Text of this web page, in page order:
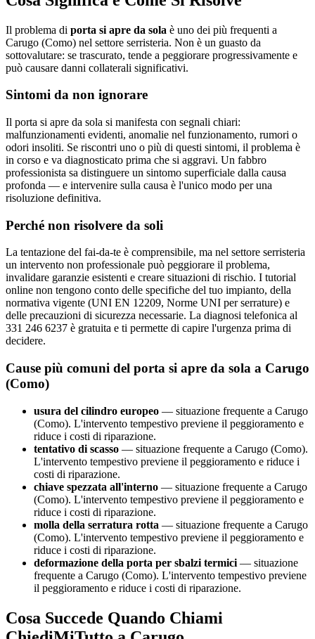
Il problema di porta si apre da sola è uno dei più frequenti a
Carugo (Como) nel settore serristeria. Non è un guasto da
sottovalutare: se trascurato, tende a peggiorare progressivamente e
può causare danni collaterali significativi.
Sintomi da non ignorare
Il porta si apre da sola si manifesta con segnali chiari:
malfunzionamenti evidenti, anomalie nel funzionamento, rumori o
odori insoliti. Se riscontri uno o più di questi sintomi, il problema è
in corso e va diagnosticato prima che si aggravi. Un fabbro
professionista sa distinguere un sintomo superficiale dalla causa
profonda — e intervenire sulla causa è l'unico modo per una
risoluzione definitiva.
Perché non risolvere da soli
La tentazione del fai-da-te è comprensibile, ma nel settore serristeria
un intervento non professionale può peggiorare il problema,
invalidare garanzie esistenti e creare situazioni di rischio. I tutorial
online non tengono conto delle specifiche del tuo impianto, della
normativa vigente (UNI EN 12209, Norme UNI per serrature) e
delle precauzioni di sicurezza necessarie. La diagnosi telefonica al
331 246 6237 è gratuita e ti permette di capire l'urgenza prima di
decidere.
Cause più comuni del porta si apre da sola a Carugo
(Como)
usura del cilindro europeo — situazione frequente a Carugo
(Como). L'intervento tempestivo previene il peggioramento e
riduce i costi di riparazione.
tentativo di scasso — situazione frequente a Carugo (Como).
L'intervento tempestivo previene il peggioramento e riduce i
costi di riparazione.
chiave spezzata all'interno — situazione frequente a Carugo
(Como). L'intervento tempestivo previene il peggioramento e
riduce i costi di riparazione.
molla della serratura rotta — situazione frequente a Carugo
(Como). L'intervento tempestivo previene il peggioramento e
riduce i costi di riparazione.
deformazione della porta per sbalzi termici — situazione
frequente a Carugo (Como). L'intervento tempestivo previene
il peggioramento e riduce i costi di riparazione.
Cosa Succede Quando Chiami